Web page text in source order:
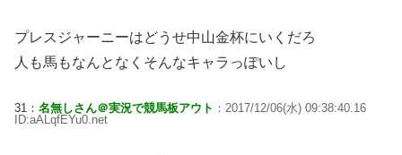
プレスジャーニーはどうせ中山金杯にいくだろ
人も馬もなんとなくそんなキャラっぽいし
31： 名無しさん＠実況で競馬板アウト ：2017/12/06(水) 09:38:40.16
ID:aALqfEYu0.net